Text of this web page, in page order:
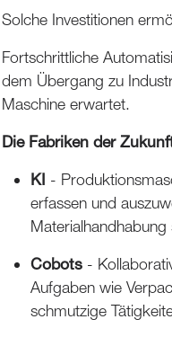
Solche Investitionen
Fortschrittliche
dem Übergang zu
Maschine erwartet.
Die Fabriken der
KI -
erfassen und
Cobots -
Aufgaben wie
schmutzige